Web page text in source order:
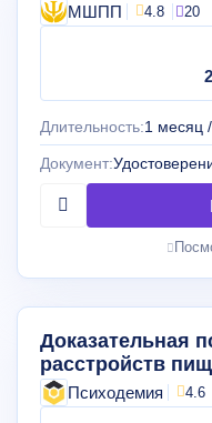
МШПП 4.8 20
Длительность:1 месяц
Документ:
Доказательная
расстройств
Психодемия 4.6